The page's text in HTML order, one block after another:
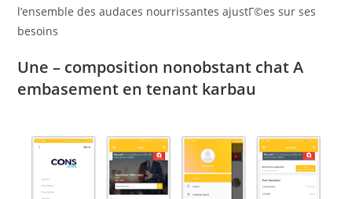
l’ensemble des audaces nourrissantes ajustГ©es sur ses
besoins
Une – composition nonobstant chat A
embasement en tenant karbau